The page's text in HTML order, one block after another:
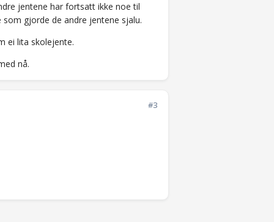
jentene har fortsatt ikke noe til
gjorde de andre jentene sjalu.
ei lita skolejente.
nå.
#3